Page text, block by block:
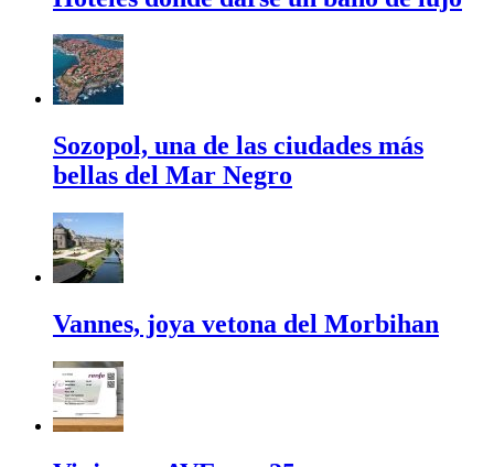
Sozopol, una de las ciudades más
bellas del Mar Negro
Vannes, joya vetona del Morbihan